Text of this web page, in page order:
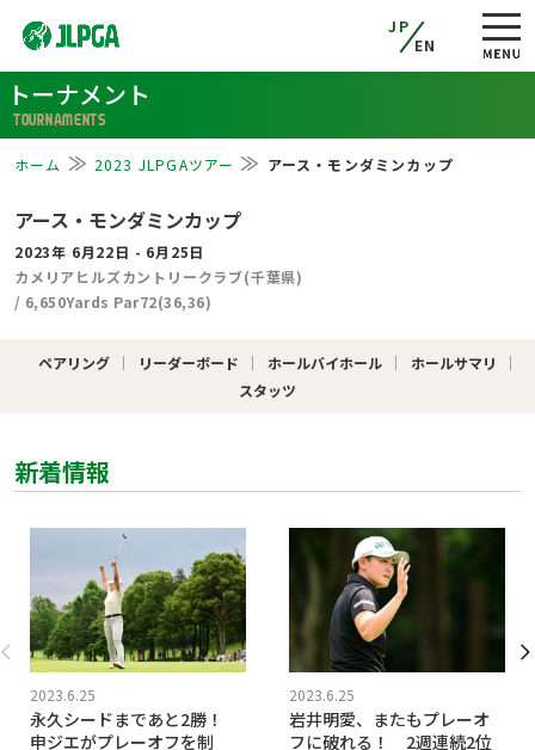
JP
EN
トーナメント
TOURNAMENTS
ホーム 2023 JLPGAツアー アース・モンダミンカップ
アース・モンダミンカップ
2023年 6月22日 - 6月25日
カメリアヒルズカントリークラブ(千葉県)
/ 6,650Yards Par72(36,36)
ペアリング リーダーボード ホールバイホール
ホールサマリ
スタッツ
新着情報
2023.6.25
永久シードまであと2勝！
申ジエがプレーオフを制
2023.6.25
岩井明愛、またもプレーオ
フに破れる！ 2週連続2位